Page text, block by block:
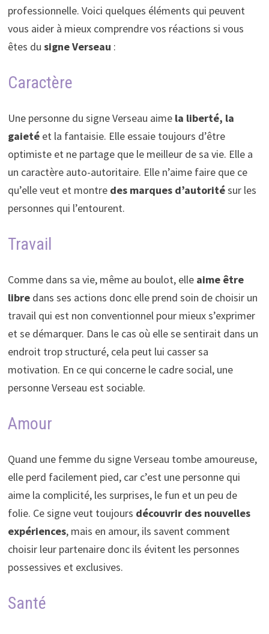
professionnelle. Voici quelques éléments qui peuvent
vous aider à mieux comprendre vos réactions si vous
êtes du signe Verseau :
Caractère
Une personne du signe Verseau aime la liberté, la
gaietéet la fantaisie. Elle essaie toujours d’être
optimiste et ne partage que le meilleur de sa vie. Elle a
un caractère auto-autoritaire. Elle n’aime faire que ce
qu’elle veut et montre des marques d’autoritésur les
personnes qui l’entourent.
Travail
Comme dans sa vie, même au boulot, elle aime être
libredans ses actions donc elle prend soin de choisir un
travail qui est non conventionnel pour mieux s’exprimer
et se démarquer. Dans le cas où elle se sentirait dans un
endroit trop structuré, cela peut lui casser sa
motivation. En ce qui concerne le cadre social, une
personne Verseau est sociable.
Amour
Quand une femme du signe Verseau tombe amoureuse,
elle perd facilement pied, car c’est une personne qui
aime la complicité, les surprises, le fun et un peu de
folie. Ce signe veut toujours découvrir des nouvelles
expériences, mais en amour, ils savent comment
choisir leur partenaire donc ils évitent les personnes
possessives et exclusives.
Santé